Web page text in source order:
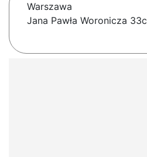
Warszawa
Jana Pawła Woronicza 33c